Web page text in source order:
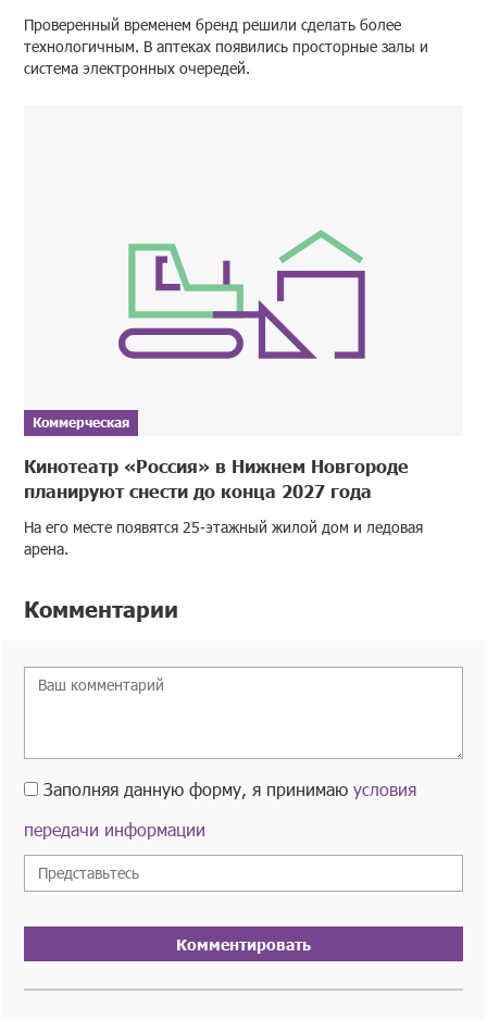
Проверенный временем бренд решили сделать более
технологичным. В аптеках появились просторные залы и
система электронных очередей.
Коммерческая
Кинотеатр «Россия» в Нижнем Новгороде
планируют снести до конца 2027 года
На его месте появятся 25-этажный жилой дом и ледовая
арена.
Комментарии
Заполняя данную форму, я принимаюусловия
передачи информации
Комментировать